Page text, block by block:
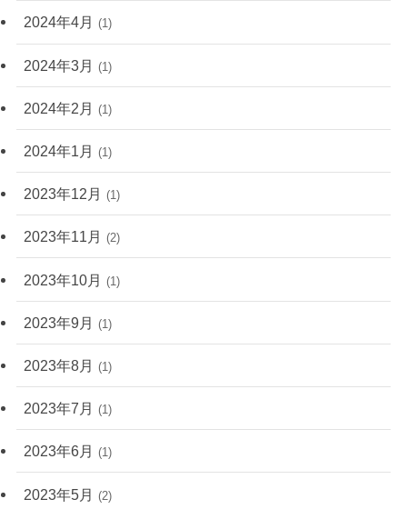
2024年4月 (1)
2024年3月 (1)
2024年2月 (1)
2024年1月 (1)
2023年12月 (1)
2023年11月 (2)
2023年10月 (1)
2023年9月 (1)
2023年8月 (1)
2023年7月 (1)
2023年6月 (1)
2023年5月 (2)